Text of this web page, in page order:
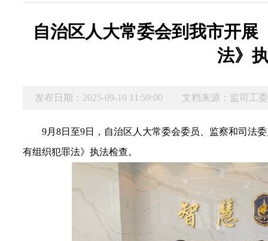
自治区人大常委会到我市开
法》
发布日期：2025-09-10 11:59:00 文档来源：监司工
9月8日至9日，自治区人大常委会委员、监察和司法
有组织犯罪法》执法检查。